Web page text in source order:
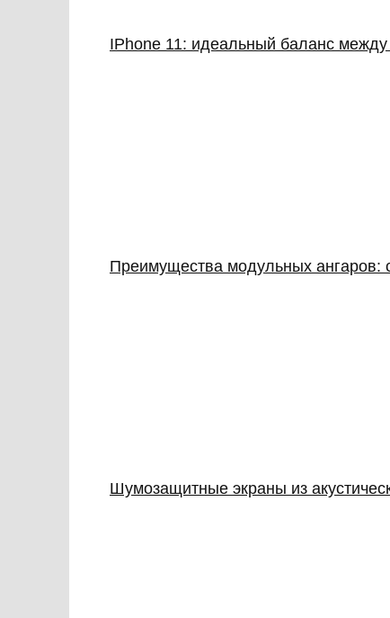
IPhone 11: идеальный баланс
Преимущества модульных ангаров:
Шумозащитные экраны из